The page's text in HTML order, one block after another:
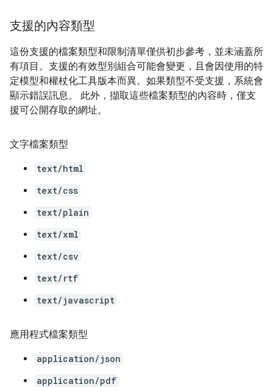
支援的內容類型
這份支援的檔案類型和限制清單僅供初步參考，並未涵蓋所
有項目。支援的有效型別組合可能會變更，且會因使用的特
定模型和權杖化工具版本而異。如果類型不受支援，系統會
顯示錯誤訊息。 此外，擷取這些檔案類型的內容時，僅支
援可公開存取的網址。
文字檔案類型
text/html
text/css
text/plain
text/xml
text/csv
text/rtf
text/javascript
應用程式檔案類型
application/json
application/pdf